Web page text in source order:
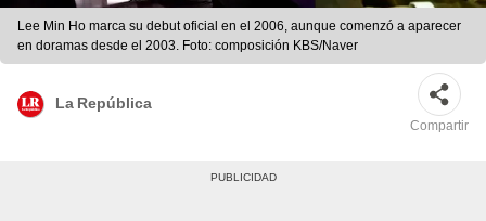
Lee Min Ho marca su debut oficial en el 2006, aunque comenzó a aparecer
en doramas desde el 2003. Foto: composición KBS/Naver
La República
Compartir